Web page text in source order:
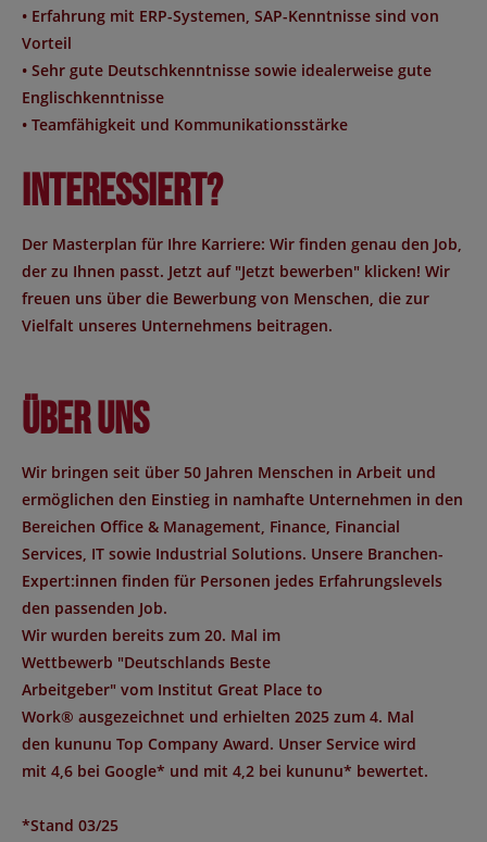
• Erfahrung mit ERP-Systemen, SAP-Kenntnisse sind von
Vorteil
• Sehr gute Deutschkenntnisse sowie idealerweise gute
Englischkenntnisse
• Teamfähigkeit und Kommunikationsstärke
Interessiert?
Der Masterplan für Ihre Karriere: Wir finden genau den Job,
der zu Ihnen passt. Jetzt auf "Jetzt bewerben" klicken! Wir
freuen uns über die Bewerbung von Menschen, die zur
Vielfalt unseres Unternehmens beitragen.
Über uns
Wir bringen seit über 50 Jahren Menschen in Arbeit und
ermöglichen den Einstieg in namhafte Unternehmen in den
Bereichen Office & Management, Finance, Financial
Services, IT sowie Industrial Solutions. Unsere Branchen-
Expert:innen finden für Personen jedes Erfahrungslevels
den passenden Job.
Wir wurden bereits zum 20. Mal im
Wettbewerb "Deutschlands Beste
Arbeitgeber" vom Institut Great Place to
Work® ausgezeichnet und erhielten 2025 zum 4. Mal
den kununu Top Company Award. Unser Service wird
mit 4,6 bei Google* und mit 4,2 bei kununu* bewertet.
*Stand 03/25